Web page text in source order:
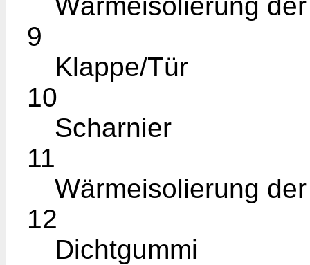
9
Klappe/Tür
10
Scharnier
11
Wärmeisolierung
12
Dichtgummi